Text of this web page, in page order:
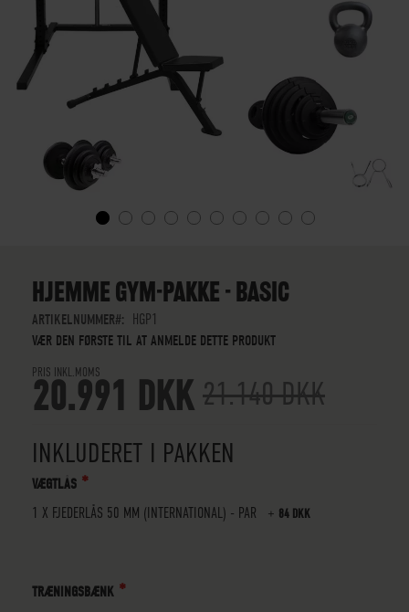
BILLEDGALLERIET
HJEMME GYM-PAKKE - BASIC
ARTIKELNUMMER
HGP1
VÆR DEN FØRSTE TIL AT ANMELDE DETTE PRODUKT
PRIS INKL.MOMS
20.991 DKK 21.140 DKK
INKLUDERET I PAKKEN
VÆGTLÅS
1 X FJEDERLÅS 50 MM (INTERNATIONAL) - PAR + 84 DKK
TRÆNINGSBÆNK